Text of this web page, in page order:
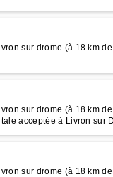
sur drome (à 18 km
sur drome (à 18 km
acceptée à Livron sur
sur drome (à 18 km